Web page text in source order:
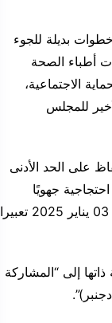
بديلة للجوء
أطباء الصحة
الاجتماعية،
للمجلس
على الحد الأدنى
جهويًا
وإقليمياً”، مع “توقيف جميع الفحوصات الطبية بمراكز التشخيص من 30 دجنبر 2024 إلى 03 يناير 2025 تعبيرا
إلى “المشاركة